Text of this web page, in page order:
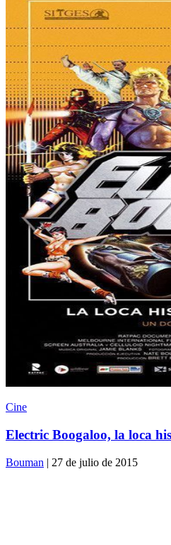
Cine
Electric Boogaloo, la loca
Bouman | 27 de julio de 2015